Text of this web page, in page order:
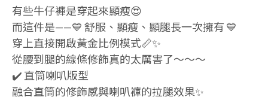
有些牛仔褲是穿起來顯瘦😍
而這件是——💙 舒服、顯瘦、顯腿長一次擁有 💙
穿上直接開啟黃金比例模式📏✨
從腰到腿的線條修飾真的太厲害了～～～
✔️ 直筒喇叭版型
融合直筒的修飾感與喇叭褲的拉腿效果✨